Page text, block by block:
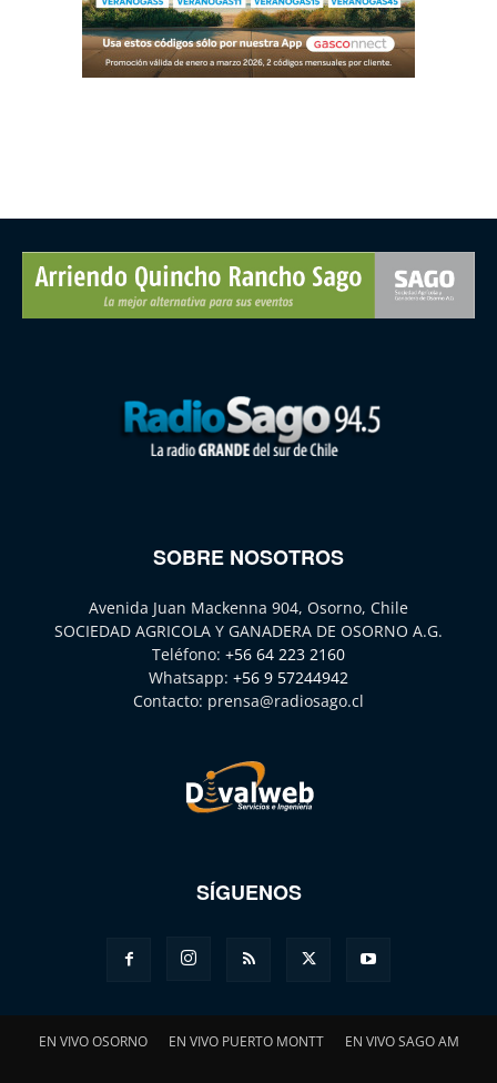
SOBRE NOSOTROS
Avenida Juan Mackenna 904, Osorno, Chile
SOCIEDAD AGRICOLA Y GANADERA DE OSORNO A.G.
Teléfono: +56 64 223 2160
Whatsapp: +56 9 57244942
Contacto: prensa@radiosago.cl
SÍGUENOS
EN VIVO OSORNO EN VIVO PUERTO MONTT EN VIVO SAGO AM